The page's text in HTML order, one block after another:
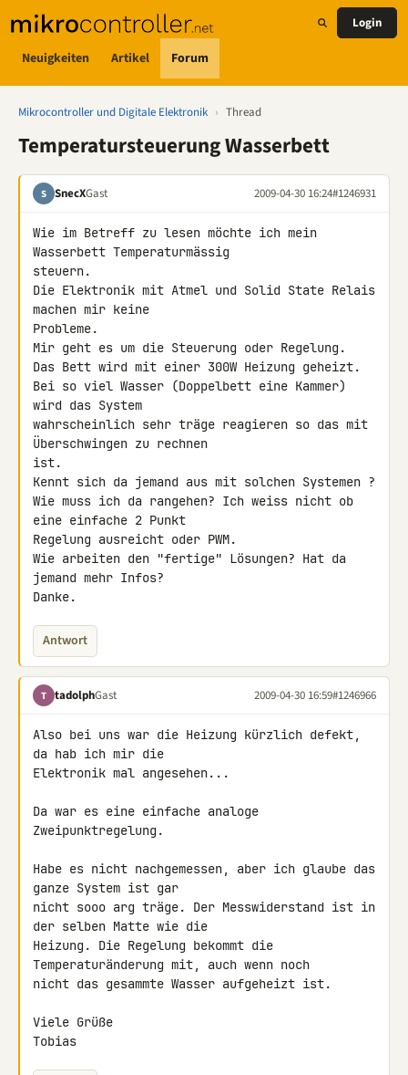
Neuigkeiten Artikel Forum
Login
Mikrocontroller und Digitale Elektronik › Thread
Temperatursteuerung Wasserbett
S SnecXGast 2009-04-30 16:24#1246931
Wie im Betreff zu lesen möchte ich mein
Wasserbett Temperaturmässig
steuern.
Die Elektronik mit Atmel und Solid State Relais
machen mir keine
Probleme.
Mir geht es um die Steuerung oder Regelung.
Das Bett wird mit einer 300W Heizung geheizt.
Bei so viel Wasser (Doppelbett eine Kammer)
wird das System
wahrscheinlich sehr träge reagieren so das mit
Überschwingen zu rechnen
ist.
Kennt sich da jemand aus mit solchen Systemen ?
Wie muss ich da rangehen? Ich weiss nicht ob
eine einfache 2 Punkt
Regelung ausreicht oder PWM.
Wie arbeiten den "fertige" Lösungen? Hat da
jemand mehr Infos?
Danke.
Antwort
T tadolphGast 2009-04-30 16:59#1246966
Also bei uns war die Heizung kürzlich defekt,
da hab ich mir die
Elektronik mal angesehen...
Da war es eine einfache analoge
Zweipunktregelung.
Habe es nicht nachgemessen, aber ich glaube das
ganze System ist gar
nicht sooo arg träge. Der Messwiderstand ist in
der selben Matte wie die
Heizung. Die Regelung bekommt die
Temperaturänderung mit, auch wenn noch
nicht das gesammte Wasser aufgeheizt ist.
Viele Grüße
Tobias